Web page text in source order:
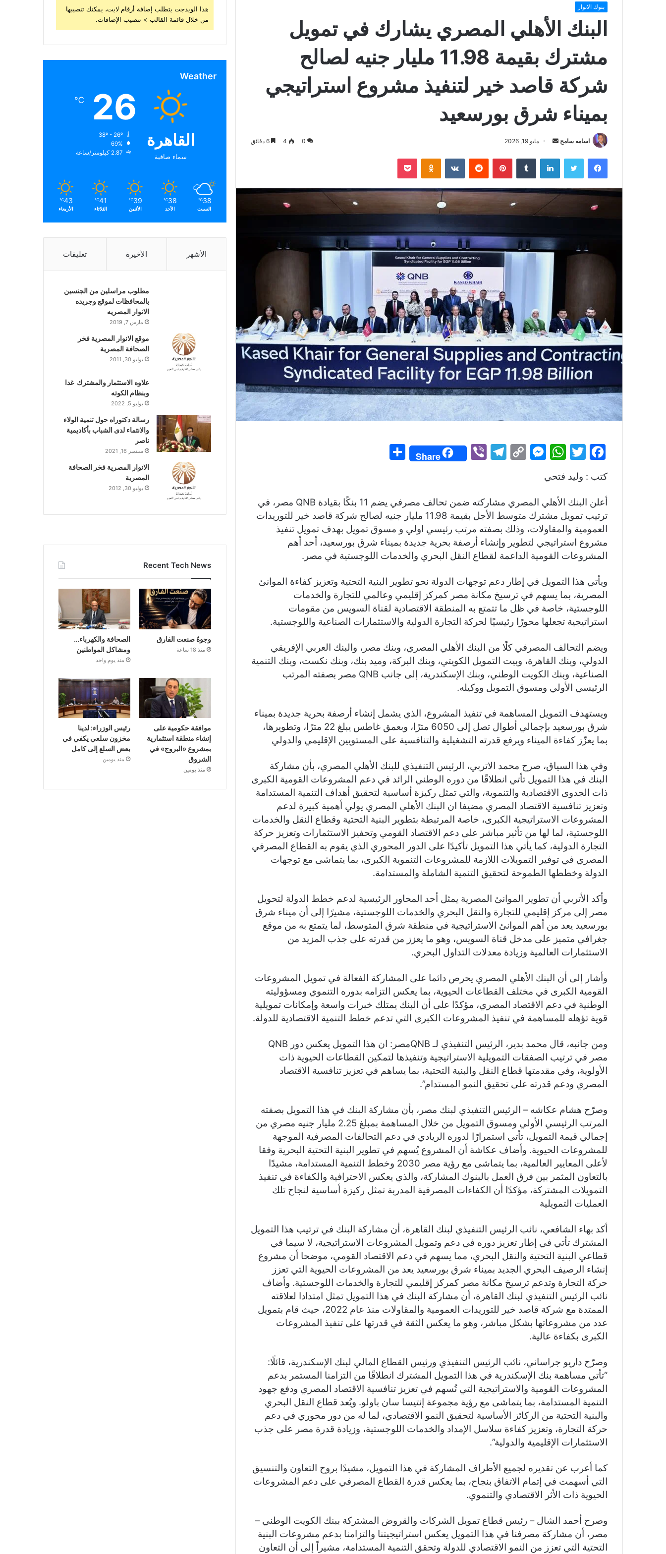
بنوك الانوار
البنك الأهلي المصري يشارك في تمويل
مشترك بقيمة 11.98 مليار جنيه لصالح
شركة قاصد خير لتنفيذ مشروع استراتيجي
بميناء شرق بورسعيد
اسامه سامح
أرسل
إلكترونيا
مايو 19, 2026 0
4
فيسبوك تويتر لينكدإن بينتيريست Odnoklassniki
بوكيت
F
c
e
b
o
o
k
T
itt
er
W
at
s
A
p
p
M
s
e
n
g
er
C
y
Li
n
k
T
gr
a
m
Vi
b
Share
e
كتب : وليد فتحي
أعلن البنك الأهلي المصري مشاركته ضمن تحالف مصرفي يضم 11 بنكًا بقيادة QNB مصر، في
ترتيب تمويل مشترك متوسط الأجل بقيمة 11.98 مليار جنيه لصالح شركة قاصد خير للتوريدات
العمومية والمقاولات، وذلك بصفته مرتب رئيسي اولي و مسوق تمويل بهدف تمويل تنفيذ
مشروع استراتيجي لتطوير وإنشاء أرصفة بحرية جديدة بميناء شرق بورسعيد، أحد أهم
المشروعات القومية الداعمة لقطاع النقل البحري والخدمات اللوجستية في مصر.
ويأتي هذا التمويل في إطار دعم توجهات الدولة نحو تطوير البنية التحتية وتعزيز كفاءة الموانئ
المصرية، بما يسهم في ترسيخ مكانة مصر كمركز إقليمي وعالمي للتجارة والخدمات
اللوجستية، خاصة في ظل ما تتمتع به المنطقة الاقتصادية لقناة السويس من مقومات
استراتيجية تجعلها محورًا رئيسيًا لحركة التجارة الدولية والاستثمارات الصناعية واللوجستية.
ويضم التحالف المصرفي كلًا من البنك الأهلي المصري، وبنك مصر، والبنك العربي الإفريقي
الدولي، وبنك القاهرة، وبيت التمويل الكويتي، وبنك البركة، وميد بنك، وبنك نكست، وبنك التنمية
الصناعية، وبنك الكويت الوطني، وبنك الإسكندرية، إلى جانب QNB مصر بصفته المرتب
الرئيسي الأولي ومسوق التمويل ووكيله.
ويستهدف التمويل المساهمة في تنفيذ المشروع، الذي يشمل إنشاء أرصفة بحرية جديدة بميناء
شرق بورسعيد بإجمالي أطوال تصل إلى 6050 مترًا، وبعمق غاطس يبلغ 22 مترًا، وتطويرها،
بما يعزّز كفاءة الميناء ويرفع قدرته التشغيلية والتنافسية على المستويين الإقليمي والدولي
وفي هذا السياق، صرح محمد الاتربي، الرئيس التنفيذي للبنك الأهلي المصري، بأن مشاركة
البنك في هذا التمويل تأتي انطلاقًا من دوره الوطني الرائد في دعم المشروعات القومية الكبرى
ذات الجدوى الاقتصادية والتنموية، والتي تمثل ركيزة أساسية لتحقيق أهداف التنمية المستدامة
وتعزيز تنافسية الاقتصاد المصري مضيفا ان البنك الأهلي المصري يولي أهمية كبيرة لدعم
المشروعات الاستراتيجية الكبرى، خاصة المرتبطة بتطوير البنية التحتية وقطاع النقل والخدمات
اللوجستية، لما لها من تأثير مباشر على دعم الاقتصاد القومي وتحفيز الاستثمارات وتعزيز حركة
التجارة الدولية، كما يأتي هذا التمويل تأكيدًا على الدور المحوري الذي يقوم به القطاع المصرفي
المصري في توفير التمويلات اللازمة للمشروعات التنموية الكبرى، بما يتماشى مع توجهات
الدولة وخططها الطموحة لتحقيق التنمية الشاملة والمستدامة.
وأكد الأتربي أن تطوير الموانئ المصرية يمثل أحد المحاور الرئيسية لدعم خطط الدولة لتحويل
مصر إلى مركز إقليمي للتجارة والنقل البحري والخدمات اللوجستية، مشيرًا إلى أن ميناء شرق
بورسعيد يعد من أهم الموانئ الاستراتيجية في منطقة شرق المتوسط، لما يتمتع به من موقع
جغرافي متميز على مدخل قناة السويس، وهو ما يعزز من قدرته على جذب المزيد من
الاستثمارات العالمية وزيادة معدلات التداول البحري.
وأشار إلى أن البنك الأهلي المصري يحرص دائما على المشاركة الفعالة في تمويل المشروعات
القومية الكبرى في مختلف القطاعات الحيوية، بما يعكس التزامه بدوره التنموي ومسؤوليته
الوطنية في دعم الاقتصاد المصري، مؤكدًا على أن البنك يمتلك خبرات واسعة وإمكانات تمويلية
قوية تؤهله للمساهمة في تنفيذ المشروعات الكبرى التي تدعم خطط التنمية الاقتصادية للدولة.
ومن جانبه، قال محمد بدير، الرئيس التنفيذي لـ QNBمصر: ان هذا التمويل يعكس دور QNB
مصر في ترتيب الصفقات التمويلية الاستراتيجية وتنفيذها لتمكين القطاعات الحيوية ذات
الأولوية، وفي مقدمتها قطاع النقل والبنية التحتية، بما يساهم في تعزيز تنافسية الاقتصاد
المصري ودعم قدرته على تحقيق النمو المستدام”.
وصرّح هشام عكاشه – الرئيس التنفيذي لبنك مصر، بأن مشاركة البنك في هذا التمويل بصفته
المرتب الرئيسي الأولي ومسوق التمويل من خلال المساهمة بمبلغ 2.25 مليار جنيه مصري من
إجمالي قيمة التمويل، تأتي استمرارًا لدوره الريادي في دعم التحالفات المصرفية الموجهة
للمشروعات الحيوية. وأضاف عكاشة أن المشروع يُسهم في تطوير البنية التحتية البحرية وفقا
لأعلى المعايير العالمية، بما يتماشى مع رؤية مصر 2030 وخطط التنمية المستدامة، مشيدًا
بالتعاون المثمر بين فرق العمل بالبنوك المشاركة، والذي يعكس الاحترافية والكفاءة في تنفيذ
التمويلات المشتركة، مؤكدًا أن الكفاءات المصرفية المدربة تمثل ركيزة أساسية لنجاح تلك
العمليات التمويلية
أكد بهاء الشافعي، نائب الرئيس التنفيذي لبنك القاهرة، أن مشاركة البنك في ترتيب هذا التمويل
المشترك تأتي في إطار تعزيز دوره في دعم وتمويل المشروعات الاستراتيجية، لا سيما في
قطاعي البنية التحتية والنقل البحري، مما يسهم في دعم الاقتصاد القومي، موضحا أن مشروع
إنشاء الرصيف البحري الجديد بميناء شرق بورسعيد يعد من المشروعات الحيوية التي تعزز
حركة التجارة وتدعم ترسيخ مكانة مصر كمركز إقليمي للتجارة والخدمات اللوجستية. وأضاف
نائب الرئيس التنفيذي لبنك القاهرة، أن مشاركة البنك في هذا التمويل تمثل امتدادا لعلاقته
الممتدة مع شركة قاصد خير للتوريدات العمومية والمقاولات منذ عام 2022، حيث قام بتمويل
عدد من مشروعاتها بشكل مباشر، وهو ما يعكس الثقة في قدرتها على تنفيذ المشروعات
الكبرى بكفاءة عالية.
وصرّح داريو جراساني، نائب الرئيس التنفيذي ورئيس القطاع المالي لبنك الإسكندرية، قائلًا:
“تأتي مساهمة بنك الإسكندرية في هذا التمويل المشترك انطلاقًا من التزامنا المستمر بدعم
المشروعات القومية والاستراتيجية التي تُسهم في تعزيز تنافسية الاقتصاد المصري ودفع جهود
التنمية المستدامة، بما يتماشى مع رؤية مجموعة إنتيسا سان باولو. ويُعد قطاع النقل البحري
والبنية التحتية من الركائز الأساسية لتحقيق النمو الاقتصادي، لما له من دور محوري في دعم
حركة التجارة، وتعزيز كفاءة سلاسل الإمداد والخدمات اللوجستية، وزيادة قدرة مصر على جذب
الاستثمارات الإقليمية والدولية”.
كما أعرب عن تقديره لجميع الأطراف المشاركة في هذا التمويل، مشيدًا بروح التعاون والتنسيق
التي أسهمت في إتمام الاتفاق بنجاح، بما يعكس قدرة القطاع المصرفي على دعم المشروعات
الحيوية ذات الأثر الاقتصادي والتنموي.
وصرح أحمد الشال – رئيس قطاع تمويل الشركات والقروض المشتركة ببنك الكويت الوطني –
مصر، أن مشاركة مصرفنا في هذا التمويل يعكس استراتيجيتنا والتزامنا بدعم مشروعات البنية
التحتية التي تعزز من النمو الاقتصادي للدولة وتحقق التنمية المستدامة، مشيراً إلى أن التعاون
هذا الويدجت يتطلب إضافة أرقام لايت، يمكنك تنصيبها
من خلال قائمة القالب > تنصيب الإضافات.
Weather
القاهرة
سماء صافية
26
℃
69%
2.87 كيلومتر/ساعة
38
℃
السبت
38
℃
الأحد
39
℃
الأثنين
41
℃
الثلاثاء
43
℃
الأربعاء
الأشهر الأخيرة تعليقات
مطلوب مراسلين من الجنسين
بالمحافظات لموقع وجريده
الانوار المصريه
مارس 7, 2019
موقع الانوار المصرية فخر
الصحافة المصرية
يوليو 30, 2011
علاوه الاستثمار والمشترك غدا
وبنظام الكوته
يوليو 5, 2022
رسالة دكتوراه حول تنمية الولاء
والانتماء لدى الشباب بأكاديمية
ناصر
سبتمبر 16, 2021
الانوار المصرية فخر الصحافة
المصرية
يوليو 30, 2012
Recent Tech News
وجوهٌ صنعت الفارق
منذ 18 ساعة
الصحافة والكهرباء…
ومشاكل المواطنين
منذ يوم واحد
موافقة حكومية على
إنشاء منطقة استثمارية
بمشروع «البروج» في
الشروق
منذ يومين
رئيس الوزراء: لدينا
مخزون سلعي يكفي في
بعض السلع إلى كامل
منذ يومين